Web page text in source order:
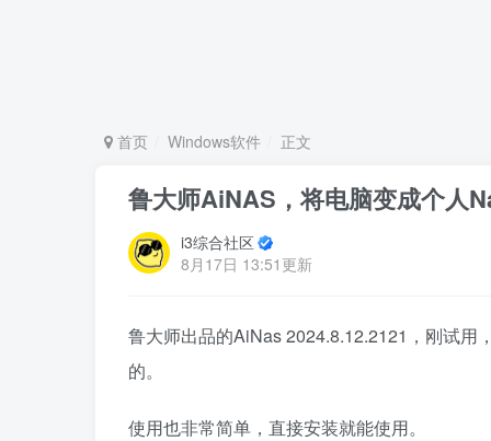
首页 Windows软件 正文
鲁大师AiNAS，将电脑变成个人
i3综合社区
8月17日 13:51更新
鲁大师出品的AiNas 2024.8.12.2121，刚试用
的。
使用也非常简单，直接安装就能使用。